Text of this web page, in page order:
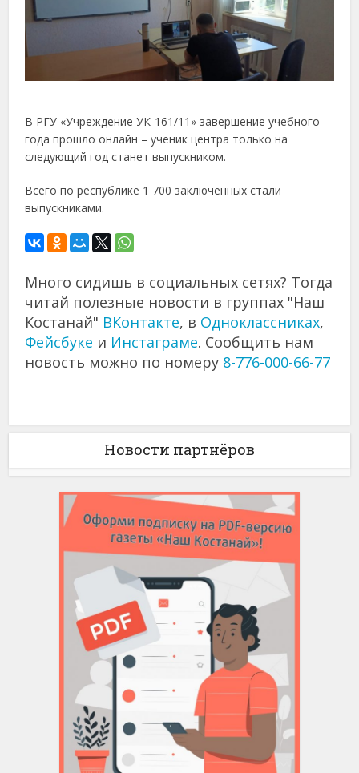
В РГУ «Учреждение УК-161/11» завершение учебного
года прошло онлайн – ученик центра только на
следующий год станет выпускником.
Всего по республике 1 700 заключенных стали
выпускниками.
Много сидишь в социальных сетях? Тогда
читай полезные новости в группах "Наш
Костанай" ВКонтакте, в Одноклассниках,
Фейсбуке и Инстаграме. Сообщить нам
новость можно по номеру 8-776-000-66-77
Новости партнёров